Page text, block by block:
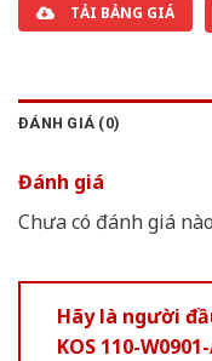
TẢI BẢNG GIÁ
ĐÁNH GIÁ (0)
Đánh giá
Chưa có đánh giá
Hãy là người
KOS 110-